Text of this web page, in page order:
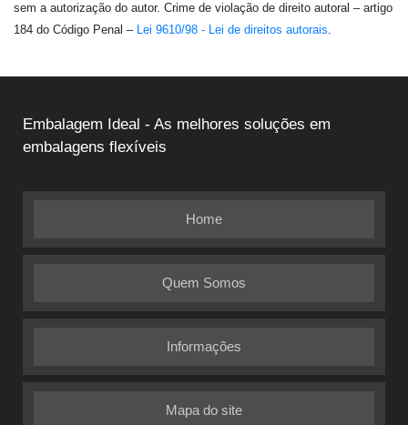
sem a autorização do autor. Crime de violação de direito autoral – artigo
184 do Código Penal –
Lei 9610/98 - Lei de direitos autorais
Embalagem Ideal - As melhores soluções em
embalagens flexíveis
Home
Quem Somos
Informações
Mapa do site